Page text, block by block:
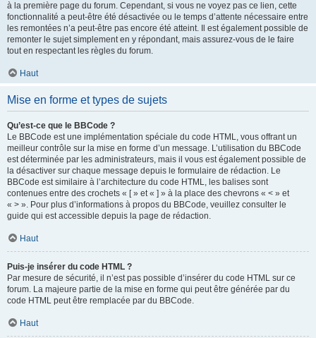
à la première page du forum. Cependant, si vous ne voyez pas ce lien, cette
fonctionnalité a peut-être été désactivée ou le temps d’attente nécessaire entre
les remontées n’a peut-être pas encore été atteint. Il est également possible de
remonter le sujet simplement en y répondant, mais assurez-vous de le faire
tout en respectant les règles du forum.
Haut
Mise en forme et types de sujets
Qu’est-ce que le BBCode ?
Le BBCode est une implémentation spéciale du code HTML, vous offrant un
meilleur contrôle sur la mise en forme d’un message. L’utilisation du BBCode
est déterminée par les administrateurs, mais il vous est également possible de
la désactiver sur chaque message depuis le formulaire de rédaction. Le
BBCode est similaire à l’architecture du code HTML, les balises sont
contenues entre des crochets « [ » et « ] » à la place des chevrons « < » et
« > ». Pour plus d’informations à propos du BBCode, veuillez consulter le
guide qui est accessible depuis la page de rédaction.
Haut
Puis-je insérer du code HTML ?
Par mesure de sécurité, il n’est pas possible d’insérer du code HTML sur ce
forum. La majeure partie de la mise en forme qui peut être générée par du
code HTML peut être remplacée par du BBCode.
Haut